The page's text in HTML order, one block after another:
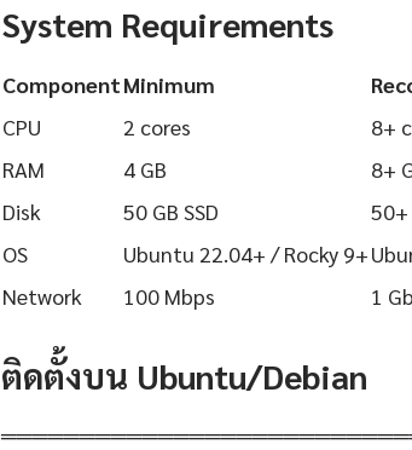
System Requirements
ComponentMinimum
CPU
2 cores
8+
RAM
4 GB
8+
Disk
50 GB SSD
50+
OS
Ubuntu 22.04+ / Rocky 9+
Network
100 Mbps 1
ติดตั้งบน Ubuntu/Debian